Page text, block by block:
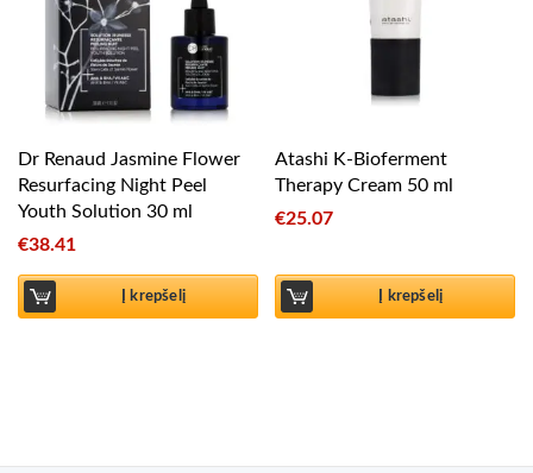
Dr Renaud Jasmine Flower
Resurfacing Night Peel
Youth Solution 30 ml
€38.41
Į krepšelį
Atashi K-Bioferment
Therapy Cream 50 ml
€25.07
Į krepšelį